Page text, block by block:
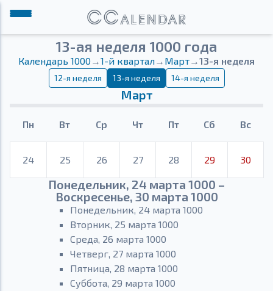
13-ая неделя 1000 года
Календарь 1000→1-й квартал→ Март→13-я неделя
12-я неделя 13-я неделя 14-я неделя
Март
Пн Вт Ср Чт Пт Сб Вс
24 25 26 27 28 29 30
Понедельник, 24 марта 1000 –
Воскресенье, 30 марта 1000
Понедельник, 24 марта 1000
Вторник, 25 марта 1000
Среда, 26 марта 1000
Четверг, 27 марта 1000
Пятница, 28 марта 1000
Суббота, 29 марта 1000